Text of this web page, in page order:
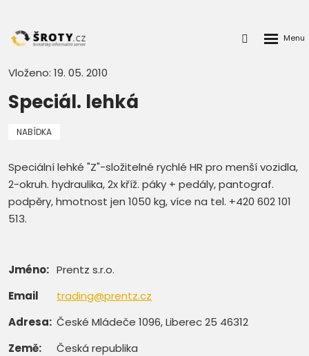
Přihlášení
Vloženo: 19. 05. 2010
Speciál. lehká
NABÍDKA
Speciální lehké "Z"-složitelné rychlé HR pro menší vozidla,
2-okruh. hydraulika, 2x kříž. páky + pedály, pantograf.
podpěry, hmotnost jen 1050 kg, více na tel. +420 602 101
513.
Jméno: Prentz s.r.o.
Email
trading@prentz.cz
Adresa: České Mládeče 1096, Liberec 25 46312
Země:
Česká republika